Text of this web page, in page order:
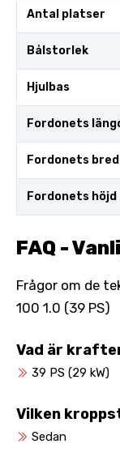
Antal platser
Bålstorlek
Hjulbas
Fordonets
Fordonets
Fordonets höjd
FAQ -
Frågor om de
100 1.0 (39 PS)
Vad är
39 PS (29 kW)
Vilken
Sedan